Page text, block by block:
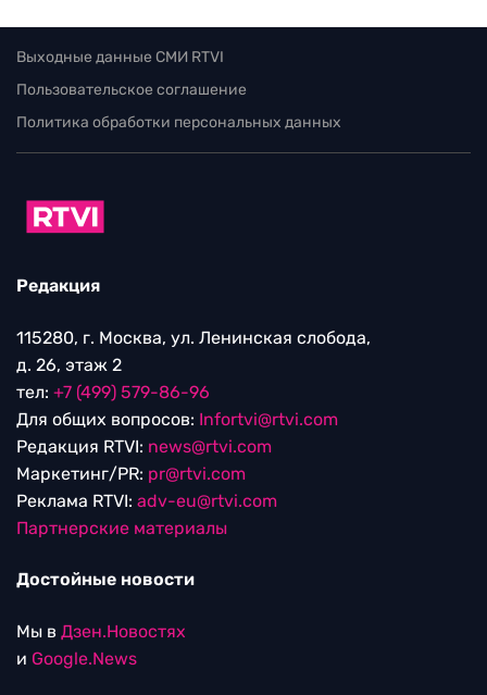
Выходные данные СМИ RTVI
Пользовательское соглашение
Политика обработки персональных данных
Редакция
115280, г. Москва, ул. Ленинская слобода,
д. 26, этаж 2
тел: +7 (499) 579-86-96
Для общих вопросов: Infortvi@rtvi.com
Редакция RTVI: news@rtvi.com
Маркетинг/PR: pr@rtvi.com
Реклама RTVI: adv-eu@rtvi.com
Партнерские материалы
Достойные новости
Мы в Дзен.Новостях
и Google.News